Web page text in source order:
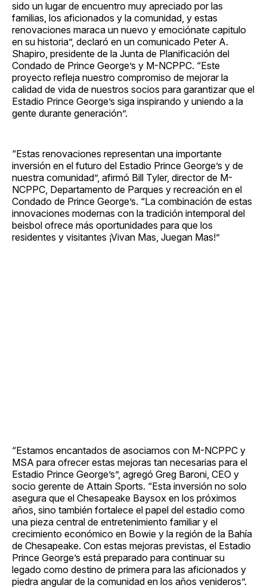
sido un lugar de encuentro muy apreciado por las
familias, los aficionados y la comunidad, y estas
renovaciones maraca un nuevo y emociónate capitulo
en su historia”, declaró en un comunicado Peter A.
Shapiro, presidente de la Junta de Planificación del
Condado de Prince George’s y M-NCPPC. “Este
proyecto refleja nuestro compromiso de mejorar la
calidad de vida de nuestros socios para garantizar que el
Estadio Prince George’s siga inspirando y uniendo a la
gente durante generación”.
“Estas renovaciones representan una importante
inversión en el futuro del Estadio Prince George’s y de
nuestra comunidad”, afirmó Bill Tyler, director de M-
NCPPC, Departamento de Parques y recreación en el
Condado de Prince George’s. “La combinación de estas
innovaciones modernas con la tradición intemporal del
beisbol ofrece más oportunidades para que los
residentes y visitantes ¡Vivan Mas, Juegan Mas!”
“Estamos encantados de asociarnos con M-NCPPC y
MSA para ofrecer estas mejoras tan necesarias para el
Estadio Prince George’s”, agregó Greg Baroni, CEO y
socio gerente de Attain Sports. “Esta inversión no solo
asegura que el Chesapeake Baysox en los próximos
años, sino también fortalece el papel del estadio como
una pieza central de entretenimiento familiar y el
crecimiento económico en Bowie y la región de la Bahía
de Chesapeake. Con estas mejoras previstas, el Estadio
Prince George’s está preparado para continuar su
legado como destino de primera para las aficionados y
piedra angular de la comunidad en los años venideros”.